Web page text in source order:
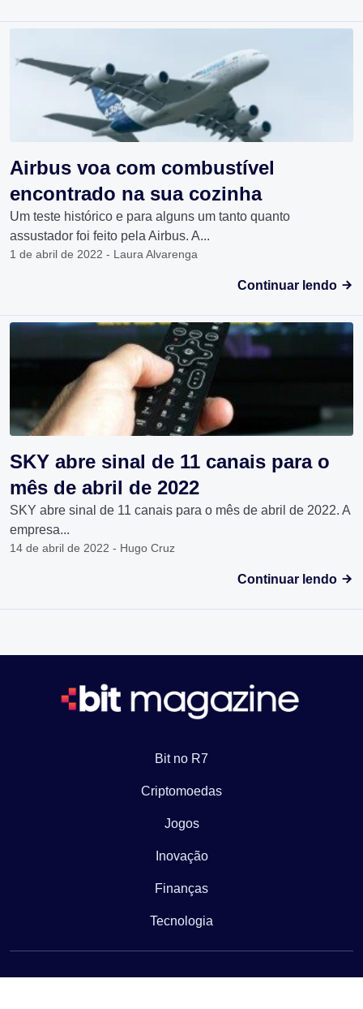
Airbus voa com combustível
encontrado na sua cozinha
Um teste histórico e para alguns um tanto quanto
assustador foi feito pela Airbus. A...
1 de abril de 2022 - Laura Alvarenga
Continuar lendo
SKY abre sinal de 11 canais para o
mês de abril de 2022
SKY abre sinal de 11 canais para o mês de abril de 2022. A
empresa...
14 de abril de 2022 - Hugo Cruz
Continuar lendo
Bit no R7
Criptomoedas
Jogos
Inovação
Finanças
Tecnologia